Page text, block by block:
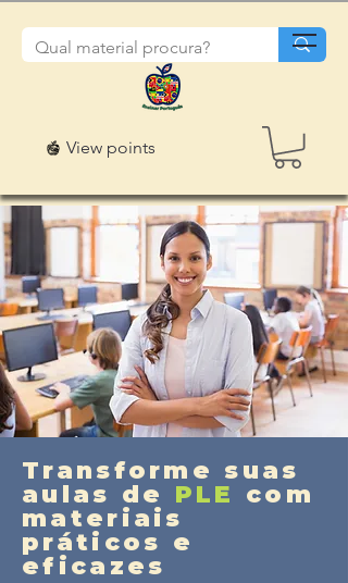
View points
Transforme suas
aulas de PLE com
materiais
práticos e
eficazes